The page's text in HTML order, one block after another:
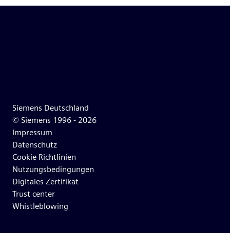
Siemens Deutschland
© Siemens 1996 - 2026
Impressum
Datenschutz
Cookie Richtlinien
Nutzungsbedingungen
Digitales Zertifikat
Trust center
Whistleblowing